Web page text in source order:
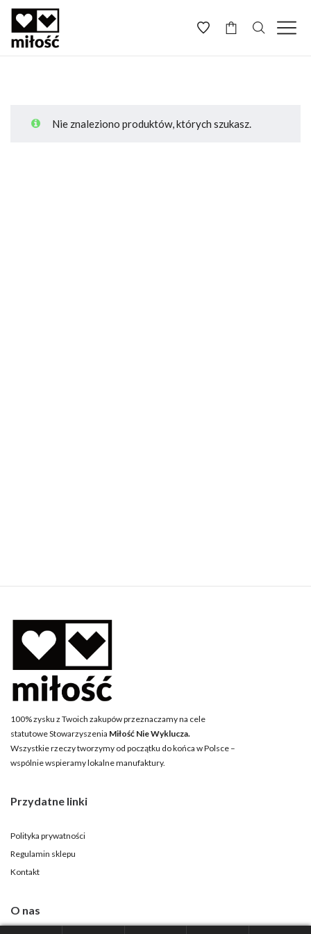
Nie znaleziono produktów, których szukasz.
100% zysku z Twoich zakupów przeznaczamy na cele
statutowe Stowarzyszenia Miłość Nie Wyklucza.
Wszystkie rzeczy tworzymy od początku do końca w Polsce –
wspólnie wspieramy lokalne manufaktury.
Przydatne linki
Polityka prywatności
Regulamin sklepu
Kontakt
O nas